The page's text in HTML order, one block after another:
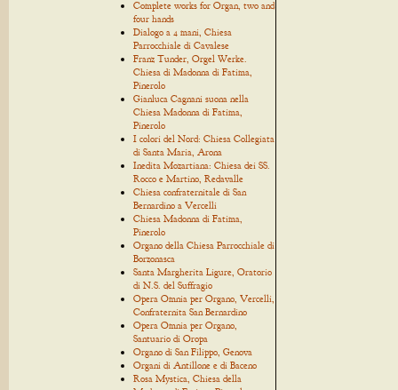
Complete works for Organ, two and
four hands
Dialogo a 4 mani, Chiesa
Parrocchiale di Cavalese
Franz Tunder, Orgel Werke.
Chiesa di Madonna di Fatima,
Pinerolo
Gianluca Cagnani suona nella
Chiesa Madonna di Fatima,
Pinerolo
I colori del Nord: Chiesa Collegiata
di Santa Maria, Arona
Inedita Mozartiana: Chiesa dei SS.
Rocco e Martino, Redavalle
Chiesa confraternitale di San
Bernardino a Vercelli
Chiesa Madonna di Fatima,
Pinerolo
Organo della Chiesa Parrocchiale di
Borzonasca
Santa Margherita Ligure, Oratorio
di N.S. del Suffragio
Opera Omnia per Organo, Vercelli,
Confraternita San Bernardino
Opera Omnia per Organo,
Santuario di Oropa
Organo di San Filippo, Genova
Organi di Antillone e di Baceno
Rosa Mystica, Chiesa della